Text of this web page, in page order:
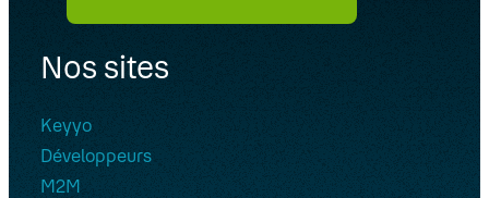
Nos sites
Keyyo
Développeurs
M2M